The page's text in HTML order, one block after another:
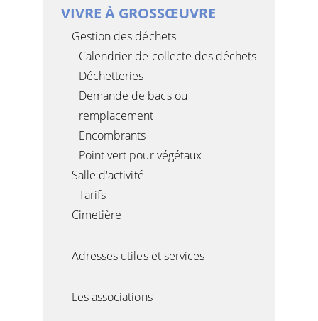
VIVRE À GROSSŒUVRE
Gestion des déchets
Calendrier de collecte des déchets
Déchetteries
Demande de bacs ou
remplacement
Encombrants
Point vert pour végétaux
Salle d'activité
Tarifs
Cimetière
Adresses utiles et services
Les associations